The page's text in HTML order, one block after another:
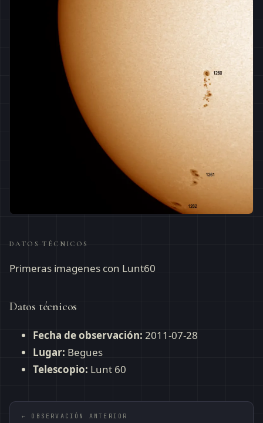
DATOS TÉCNICOS
Primeras imagenes con Lunt60
Datos técnicos
Fecha de observación: 2011-07-28
Lugar: Begues
Telescopio: Lunt 60
← OBSERVACIÓN ANTERIOR